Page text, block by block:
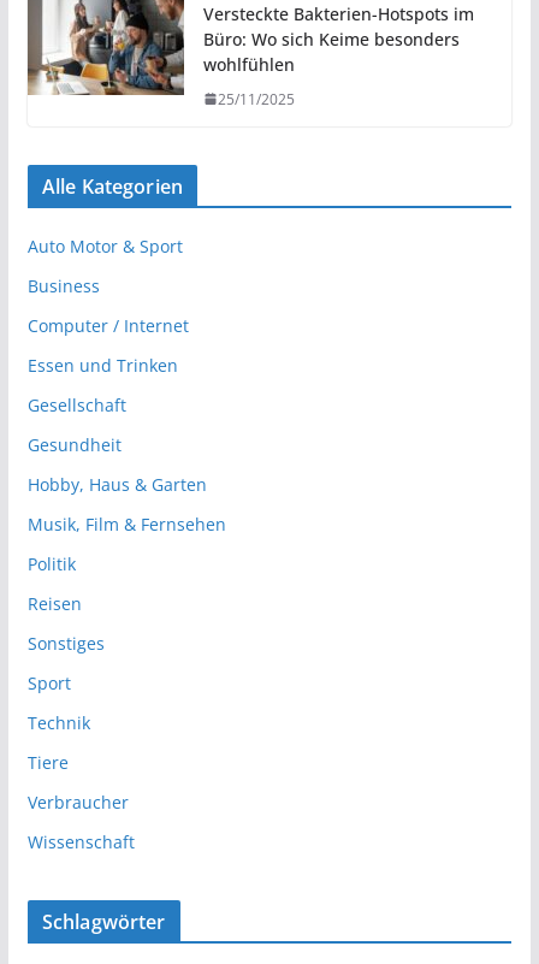
Versteckte Bakterien-Hotspots im
Büro: Wo sich Keime besonders
wohlfühlen
25/11/2025
Alle Kategorien
Auto Motor & Sport
Business
Computer / Internet
Essen und Trinken
Gesellschaft
Gesundheit
Hobby, Haus & Garten
Musik, Film & Fernsehen
Politik
Reisen
Sonstiges
Sport
Technik
Tiere
Verbraucher
Wissenschaft
Schlagwörter